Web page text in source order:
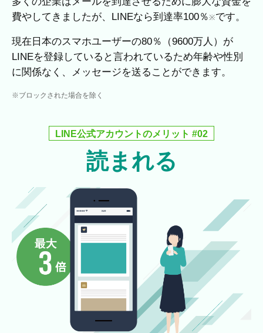
費やしてきましたが、LINEなら到達率100％※です。
現在日本のスマホユーザーの80％（9600万人）が
LINEを登録していると言われているため年齢や性別
に関係なく、メッセージを送ることができます。
※ブロックされた場合を除く
LINE公式アカウントのメリット #02
読まれる